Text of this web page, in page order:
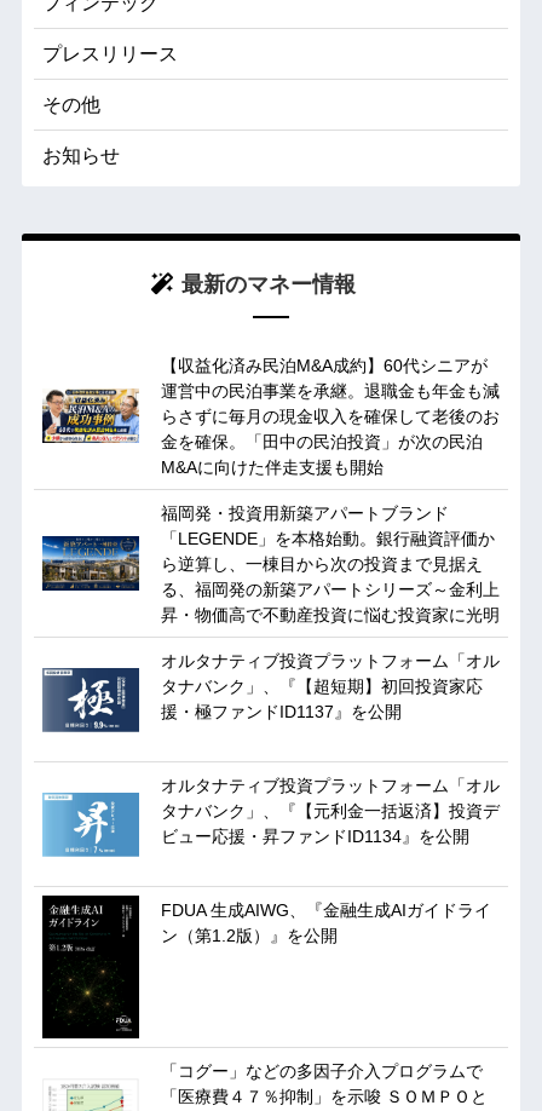
プレスリリース
その他
お知らせ
最新のマネー情報
【収益化済み民泊M&A成約】60代シニアが
運営中の民泊事業を承継。退職金も年金も減
らさずに毎月の現金収入を確保して老後のお
金を確保。「田中の民泊投資」が次の民泊
M&Aに向けた伴走支援も開始
福岡発・投資用新築アパートブランド
「LEGENDE」を本格始動。銀行融資評価か
ら逆算し、一棟目から次の投資まで見据え
る、福岡発の新築アパートシリーズ～金利上
昇・物価高で不動産投資に悩む投資家に光明
オルタナティブ投資プラットフォーム「オル
タナバンク」、『【超短期】初回投資家応
援・極ファンドID1137』を公開
オルタナティブ投資プラットフォーム「オル
タナバンク」、『【元利金一括返済】投資デ
ビュー応援・昇ファンドID1134』を公開
FDUA 生成AIWG、『金融生成AIガイドライ
ン（第1.2版）』を公開
「コグー」などの多因子介入プログラムで
「医療費４７％抑制」を示唆 ＳＯＭＰＯと